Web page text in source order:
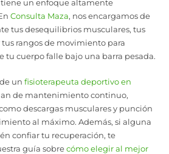
tiene un enfoque altamente
Consulta Maza, nos encargamos de
tus desequilibrios musculares, tus
rangos de movimiento para
tu cuerpo falle bajo una barra pesada.
un fisioterapeuta deportivo en
de mantenimiento continuo,
descargas musculares y punción
al máximo. Además, si alguna
confiar tu recuperación, te
guía sobrecómo elegir al mejor